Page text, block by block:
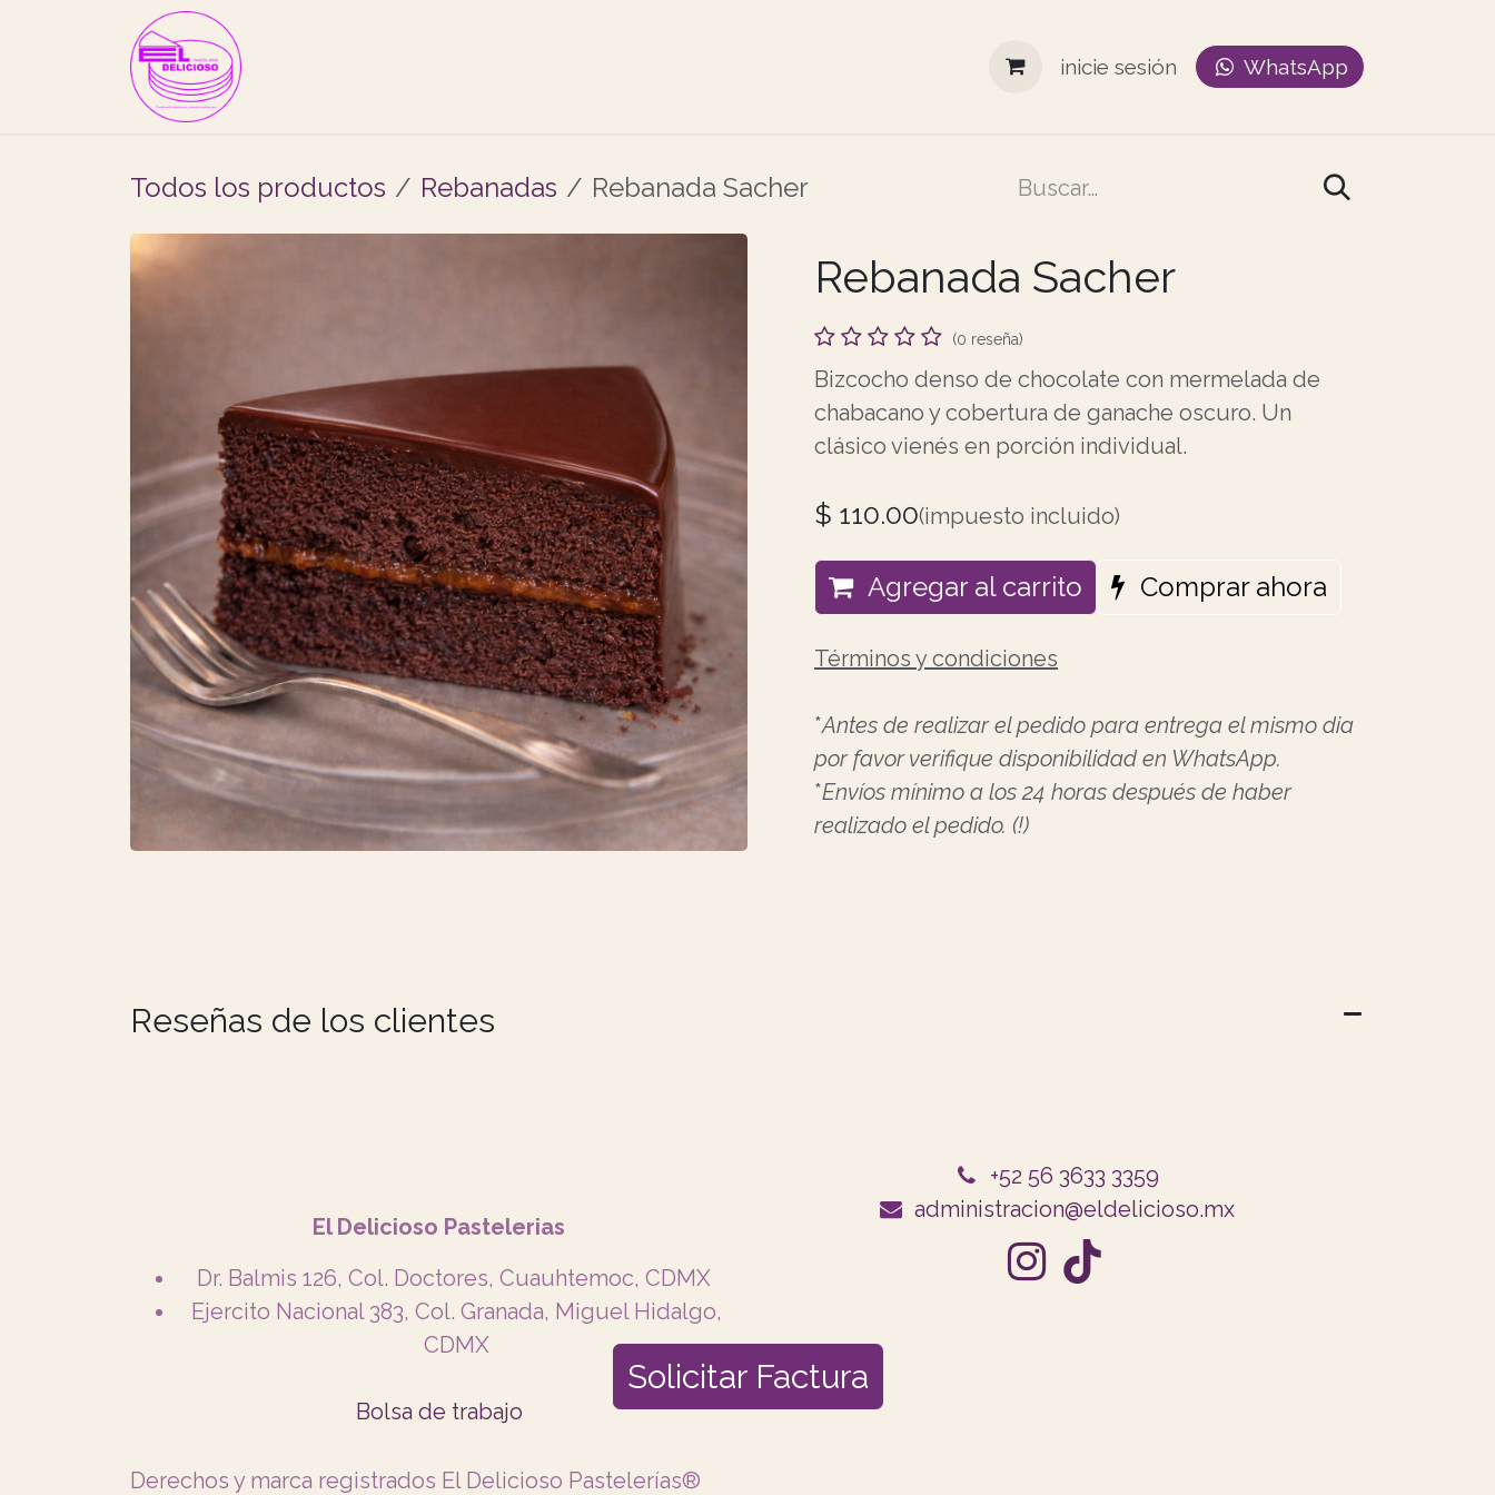
Ir al contenido
inicie sesión WhatsApp
Todos los productos Rebanadas Rebanada Sacher
Rebanada Sacher
(0 reseña)
Bizcocho denso de chocolate con mermelada de
chabacano y cobertura de ganache oscuro. Un
clásico vienés en porción individual.
$ 110.00(impuesto incluido)
Agregar al carrito Comprar ahora
Términos y condiciones
*Antes de realizar el pedido para entrega el mismo dia
por favor verifique disponibilidad en WhatsApp.
*Envíos mínimo a los 24 horas después de haber
realizado el pedido. (!)
Reseñas de los clientes
+52 56 3633 3359
administracion@eldelicioso.mx
El Delicioso Pastelerias
Dr. Balmis 126, Col. Doctores, Cuauhtemoc, CDMX
Ejercito Nacional 383, Col. Granada, Miguel Hidalgo,
CDMX
Bolsa de trabajo
Solicitar F​actura
Derechos y marca registrados El Delicioso Pastelerías®